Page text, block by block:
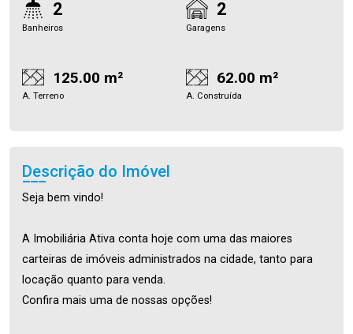
2
Banheiros
2
Garagens
125.00 m²
A. Terreno
62.00 m²
A. Construída
Descrição do Imóvel
Seja bem vindo!
A Imobiliária Ativa conta hoje com uma das maiores
carteiras de imóveis administrados na cidade, tanto para
locação quanto para venda.
Confira mais uma de nossas opções!